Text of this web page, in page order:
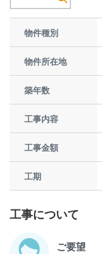
物件種別
物件所在地
築年数
工事内容
工事金額
工期
工事について
ご要望